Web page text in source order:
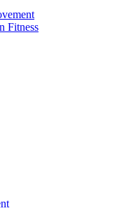
Fitness